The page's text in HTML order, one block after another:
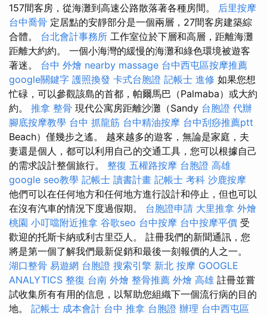
157間客房，從海灘到高速公路散落著各種房間。 后里按摩
台中喬骨 定居點的安靜部分是一個兩層，27間客房建築綜
合體。 台北會計事務所 工作室位於下層和高層，距離海灘
距離大約約。 一個小海灣的緩慢的海灘和綠色環境被遊客
著迷。 台中 外燴 nearby massage 台中西屯區按摩推薦
google關鍵字 護照換發 卡式台胞證 記帳士 進修 如果您想
忙碌，可以參觀該島的首都，帕爾馬巴（Palmaba）或大約
約。 推拿 整骨 現代公寓房距離沙灘（Sandy 台胞證 代辦
腳底按摩教學 台中 抓龍筋 台中精油按摩 台中刮痧推薦ptt
Beach）僅幾步之遙。 越來越多的遊客，無論是家庭，夫
妻還是個人，都可以利用自己的交通工具，您可以根據自己
的需求設計整個旅行。 整復 五權路按摩 台胞證 高雄
google seo教學 記帳士 讀書計畫 記帳士 考科 沙鹿按摩
他們可以在任何地方和任何地方進行設計和停止，但也可以
在沒有汽車的情況下度過假期。 台胞證申請 大里推拿 外燴
桃園 小叮噹附近推拿 谷歌seo 台中按摩 台中按摩平價 受
歡迎的托斯卡納或利古里亞人。 註冊我們的新聞通訊，您
將是第一個了解我們最新促銷和最後一刻報價的人之一。
湖口整骨 易遊網 台胞證 搜索引擎 新北 按摩 GOOGLE
ANALYTICS 整復 台南 外燴 整骨推薦 外燴 高雄 註冊並嘗
試收集所有有用的信息，以幫助您組織下一個流行病的目的
地。 記帳士 成本會計 台中 推拿 台胞證 辦理 台中西屯區